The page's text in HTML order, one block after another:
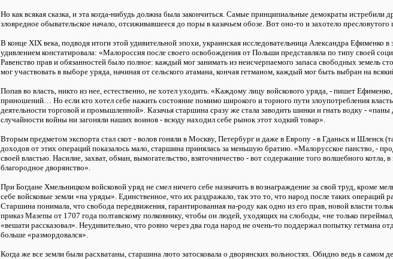
Но как всякая сказка, и эта когда-нибудь должна была закончиться. Самые принципиальные демократы истребили
зловредное обывательское начало, отсиживавшееся до поры в казачьем обозе. Вот оно-то и захотело пресловутого
В конце XIX века, подводя итоги этой удивительной эпохи, украинская исследовательница Александра Ефименко
удивлением констатировала: «Малороссия после своего освобождения от Польши представляла по типу своей
Равенство прав и обязанностей было полное: каждый мог занимать из неисчерпаемого запаса свободных земель
мог участвовать в выборе уряда, начиная от сельского атамана, кончая гетманом, каждый мог быть выбран на
Попав во власть, никто из нее, естественно, не хотел уходить. «Каждому лицу войскового уряда, - пишет
приношений… Но если кто хотел себе нажить состояние помимо широкого и торного пути злоупотребления
деятельности торговой и промышленной». Казачья старшина сразу же стала заводить шинки и гнать водку -
случайности войны ни загоняли наших воинов - всюду находил себе рынок этот ходкий товар».
Вторым предметом экспорта стал скот - волов гоняли в Москву, Петербург и даже в Европу - в Гданьск и Шленск
доходов от этих операций показалось мало, старшина принялась за меньшую братию. «Малорусское панство, -
своей властью. Насилие, захват, обман, вымогательство, взяточничество - вот содержание того волшебного котла,
благородное дворянство».
При Богдане Хмельницком войсковой уряд не смел ничего себе назначить в вознаграждение за свой труд, кроме
себе войсковые земли «на уряды». Единственное, что их раздражало, так это то, что народ после таких операций
Старшина понимала, что свобода передвижения, гарантированная на-роду как одно из его прав, новой власти
приказ Мазепы от 1707 года полтавскому полковнику, чтобы он людей, уходящих на слободы, «не только
«вешати рассказовал». Неудивительно, что ровно через два года народ не очень-то поддержал попытку гетмана
больше «размордовался».
Когда же все земли были расхватаны, старшина люто затосковала о дворянских вольностях. Обидно ведь в